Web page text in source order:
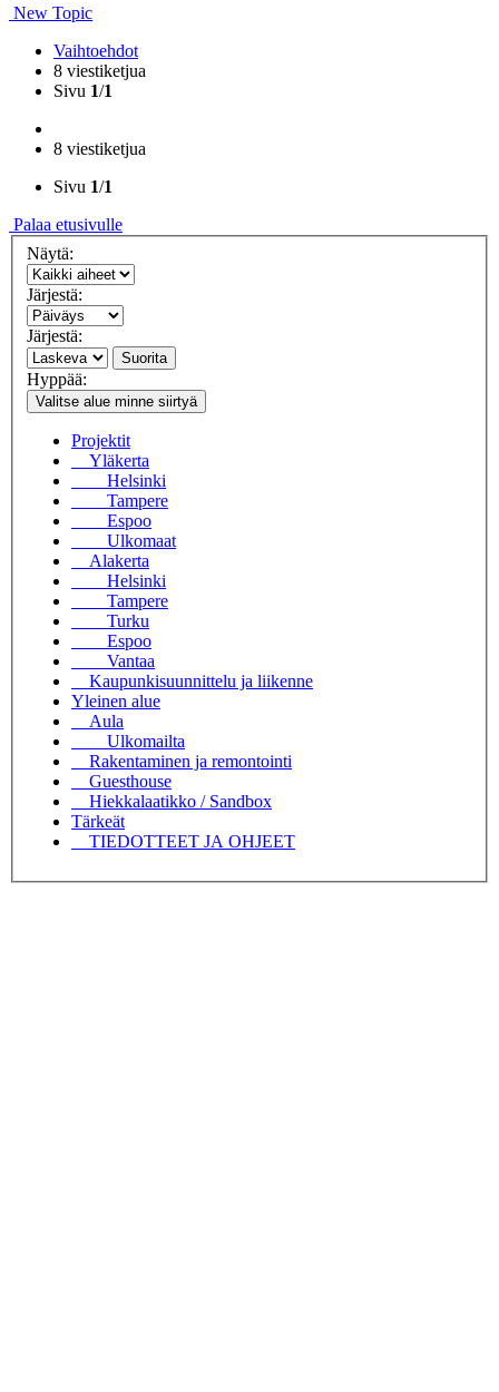
New Topic
Vaihtoehdot
8 viestiketjua
Sivu 1/1
8 viestiketjua
Sivu 1/1
Palaa etusivulle
Näytä:
Järjestä:
Järjestä:
Suorita
Hyppää:
Valitse alue minne siirtyä
Projektit
Yläkerta
Helsinki
Tampere
Espoo
Ulkomaat
Alakerta
Helsinki
Tampere
Turku
Espoo
Vantaa
Kaupunkisuunnittelu ja liikenne
Yleinen alue
Aula
Ulkomailta
Rakentaminen ja remontointi
Guesthouse
Hiekkalaatikko / Sandbox
Tärkeät
TIEDOTTEET JA OHJEET